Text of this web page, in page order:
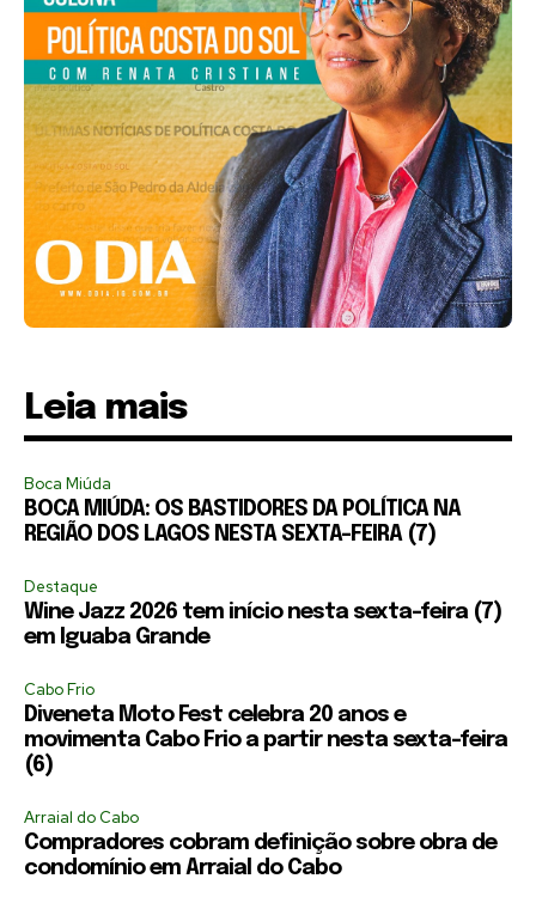
Leia mais
Boca Miúda
BOCA MIÚDA: OS BASTIDORES DA POLÍTICA NA
REGIÃO DOS LAGOS NESTA SEXTA-FEIRA (7)
Destaque
Wine Jazz 2026 tem início nesta sexta-feira (7)
em Iguaba Grande
Cabo Frio
Diveneta Moto Fest celebra 20 anos e
movimenta Cabo Frio a partir nesta sexta-feira
(6)
Arraial do Cabo
Compradores cobram definição sobre obra de
condomínio em Arraial do Cabo